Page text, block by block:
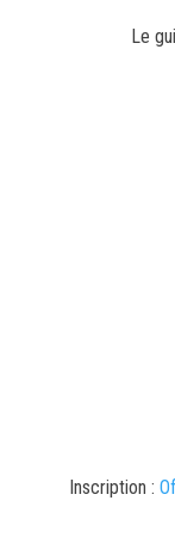
Le
Inscription :